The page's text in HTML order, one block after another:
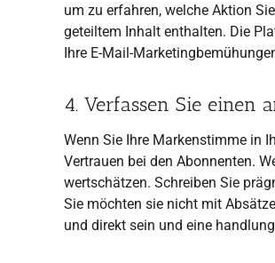
um zu erfahren, welche Aktion
geteiltem Inhalt enthalten. Die
Ihre E-Mail-
4. Verfassen Sie einen
Wenn Sie Ihre Markenstimme in
Vertrauen bei den Abonnenten.
wertschätzen. Schreiben Sie
Sie möchten sie nicht mit
und direkt sein und eine